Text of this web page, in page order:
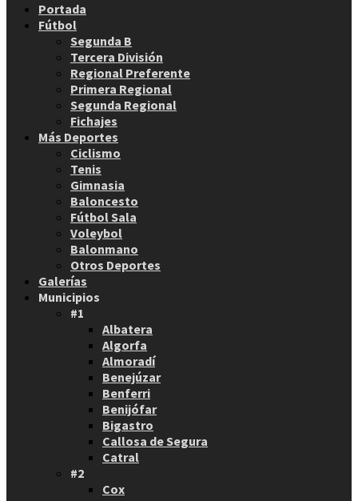
Portada
Fútbol
Segunda B
Tercera División
Regional Preferente
Primera Regional
Segunda Regional
Fichajes
Más Deportes
Ciclismo
Tenis
Gimnasia
Baloncesto
Fútbol Sala
Voleybol
Balonmano
Otros Deportes
Galerías
Municipios
#1
Albatera
Algorfa
Almoradí
Benejúzar
Benferri
Benijófar
Bigastro
Callosa de Segura
Catral
#2
Cox